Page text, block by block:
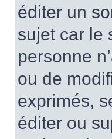
éditer un
sujet car le
personne
ou de
exprimés,
éditer ou